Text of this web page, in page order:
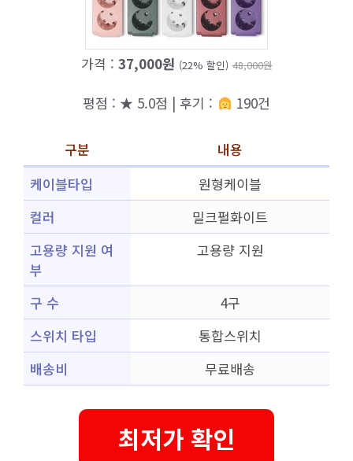
가격 : 37,000원 (22% 할인) 48,000원
평점 : ★ 5.0점 | 후기 : 190건
구분
내용
케이블타입
원형케이블
컬러
밀크펄화이트
고용량 지원 여
부
고용량 지원
구 수
4구
스위치 타입
통합스위치
배송비
무료배송
최저가 확인